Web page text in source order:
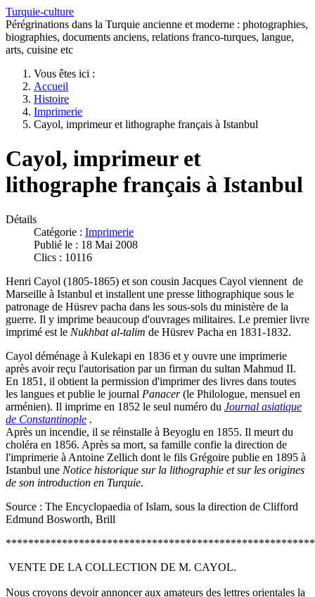
Turquie-culture
Pérégrinations dans la Turquie ancienne et moderne : photographies,
biographies, documents anciens, relations franco-turques, langue,
arts, cuisine etc
Vous êtes ici :
Accueil
Histoire
Imprimerie
Cayol, imprimeur et lithographe français à Istanbul
Cayol, imprimeur et
lithographe français à Istanbul
Détails
Catégorie : Imprimerie
Publié le : 18 Mai 2008
Clics : 10116
Henri Cayol (1805-1865) et son cousin Jacques Cayol viennent de
Marseille à Istanbul et installent une presse lithographique sous le
patronage de Hüsrev pacha dans les sous-sols du ministère de la
guerre. Il y imprime beaucoup d'ouvrages militaires. Le premier livre
imprimé est le Nukhbat al-talim de Hüsrev Pacha en 1831-1832.
Cayol déménage à Kulekapi en 1836 et y ouvre une imprimerie
après avoir reçu l'autorisation par un firman du sultan Mahmud II.
En 1851, il obtient la permission d'imprimer des livres dans toutes
les langues et publie le journal Panacer(le Philologue, mensuel en
arménien). Il imprime en 1852 le seul numéro du Journal asiatique
de Constantinople .
Après un incendie, il se réinstalle à Beyoglu en 1855. Il meurt du
choléra en 1856. Après sa mort, sa famille confie la direction de
l'imprimerie à Antoine Zellich dont le fils Grégoire publie en 1895 à
Istanbul une Notice historique sur la lithographie et sur les origines
de son introduction en Turquie.
Source : The Encyclopaedia of Islam, sous la direction de Clifford
Edmund Bosworth, Brill
VENTE DE LA COLLECTION DE M. CAYOL.
Nous croyons devoir annoncer aux amateurs des lettres orientales la